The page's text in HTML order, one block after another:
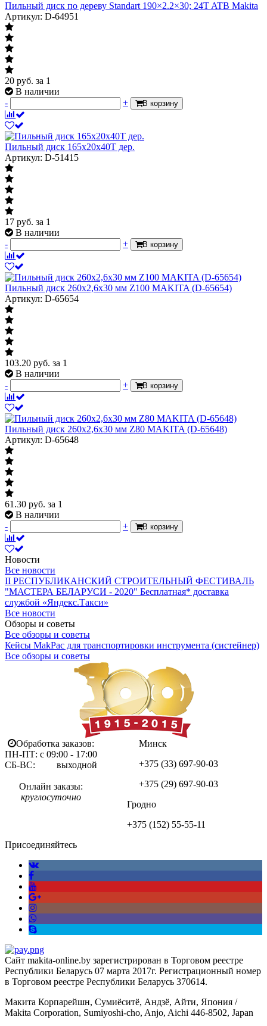
Пильный диск по дереву Standart 190×2.2×30; 24T ATB Makita
Артикул: D-64951
20 руб. за 1
В наличии
-
+ В корзину
Пильный диск 165х20х40Т дер.
Артикул: D-51415
17 руб. за 1
В наличии
-
+ В корзину
Пильный диск 260х2,6х30 мм Z100 MAKITA (D-65654)
Артикул: D-65654
103.20 руб. за 1
В наличии
-
+ В корзину
Пильный диск 260х2,6х30 мм Z80 MAKITA (D-65648)
Артикул: D-65648
61.30 руб. за 1
В наличии
-
+ В корзину
Новости
Все новости
II РЕСПУБЛИКАНСКИЙ СТРОИТЕЛЬНЫЙ ФЕСТИВАЛЬ
"МАСТЕРА БЕЛАРУСИ - 2020" Бесплатная* доставка
службой «Яндекс.Такси»
Все новости
Обзоры и советы
Все обзоры и советы
Кейсы MakPac для транспортировки инструмента (систейнер)
Все обзоры и советы
Обработка заказов:
ПН-ПТ: с 09:00 - 17:00
СБ-ВС: выходной
Онлайн заказы:
круглосуточно
Минск
+375 (33) 697-90-03
+375 (29) 697-90-03
Гродно
+375 (152) 55-55-11
Присоединяйтесь
Сайт makita-online.by зарегистрирован в Торговом реестре
Республики Беларусь 07 марта 2017г. Регистрационный номер
в Торговом реестре Республики Беларусь 370614.
Макита Корпарейшн, Сумиёситё, Андзё, Айти, Япония /
Makita Corporation, Sumiyoshi-cho, Anjo, Aichi 446-8502, Japan